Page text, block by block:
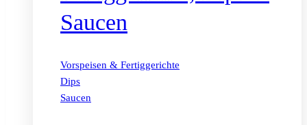
Saucen
Vorspeisen & Fertiggerichte
Dips
Saucen